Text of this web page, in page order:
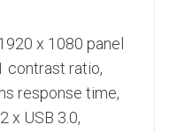
x 1080 panel
contrast ratio,
response time,
x USB 3.0,